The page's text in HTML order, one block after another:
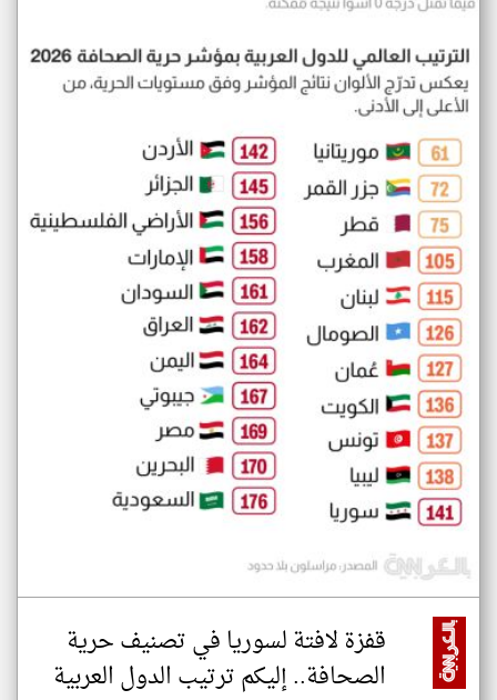
قفزة لافتة لسوريا في تصنيف حرية
الصحافة.. إليكم ترتيب الدول العربية